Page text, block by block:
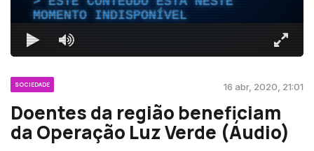
MOMENTO INDISPONÍVEL
SOCIEDADE 16 abr, 2020, 21:01
Doentes da região beneficiam
da Operação Luz Verde (Áudio)